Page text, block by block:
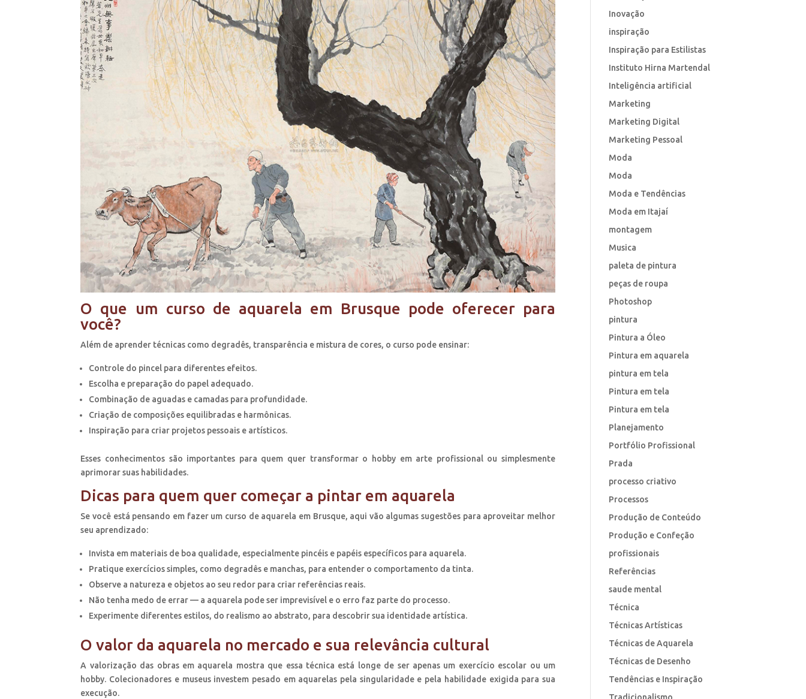
O que um curso de aquarela em Brusque pode oferecer para
você?
Além de aprender técnicas como degradês, transparência e mistura de cores, o curso pode ensinar:
Controle do pincel para diferentes efeitos.
Escolha e preparação do papel adequado.
Combinação de aguadas e camadas para profundidade.
Criação de composições equilibradas e harmônicas.
Inspiração para criar projetos pessoais e artísticos.
Esses conhecimentos são importantes para quem quer transformar o hobby em arte profissional ou simplesmente
aprimorar suas habilidades.
Dicas para quem quer começar a pintar em aquarela
Se você está pensando em fazer um curso de aquarela em Brusque, aqui vão algumas sugestões para aproveitar melhor
seu aprendizado:
Invista em materiais de boa qualidade, especialmente pincéis e papéis específicos para aquarela.
Pratique exercícios simples, como degradês e manchas, para entender o comportamento da tinta.
Observe a natureza e objetos ao seu redor para criar referências reais.
Não tenha medo de errar — a aquarela pode ser imprevisível e o erro faz parte do processo.
Experimente diferentes estilos, do realismo ao abstrato, para descobrir sua identidade artística.
O valor da aquarela no mercado e sua relevância cultural
A valorização das obras em aquarela mostra que essa técnica está longe de ser apenas um exercício escolar ou um
hobby. Colecionadores e museus investem pesado em aquarelas pela singularidade e pela habilidade exigida para sua
execução.
Inovação
inspiração
Inspiração para Estilistas
Instituto Hirna Martendal
Inteligência artificial
Marketing
Marketing Digital
Marketing Pessoal
Moda
Moda
Moda e Tendências
Moda em Itajaí
montagem
Musica
paleta de pintura
peças de roupa
Photoshop
pintura
Pintura a Óleo
Pintura em aquarela
pintura em tela
Pintura em tela
Pintura em tela
Planejamento
Portfólio Profissional
Prada
processo criativo
Processos
Produção de Conteúdo
Produção e Confeção
profissionais
Referências
saude mental
Técnica
Técnicas Artísticas
Técnicas de Aquarela
Técnicas de Desenho
Tendências e Inspiração